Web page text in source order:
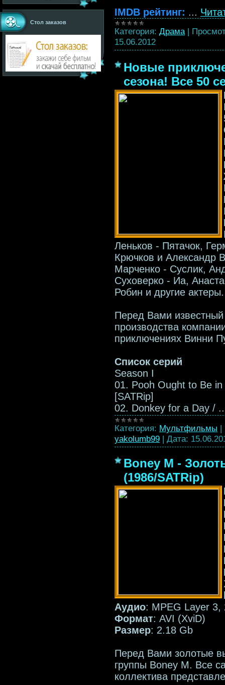
Стол заказов
IMDB рейтинг: ...
Категория: Драма |
15.06.2012
Новые
сезона! Все 50
Леньков - Пятачок,
Крючков и Александр
Марченко - Суслик,
Суховерко - Иа,
Робин и другие актеры.
Перед Вами
производства
приключениях Винни
Список серий
Season I
01. Pooh Ought to Be
[SATRip]
02. Donkey for a Day /
Категория: Мультфильмы |
yakolumb99 | Дата:
Boney M -
(1986/SATRip)
Аудио: MPEG Layer 3,
Формат: AVI (XviD)
Размер: 2.18 Gb
Перед Вами золотые
группы Boney M. Все
коллектива